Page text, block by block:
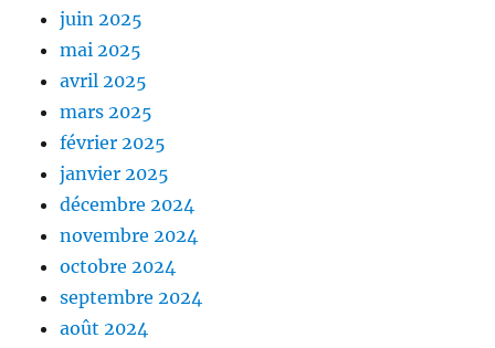
juin 2025
mai 2025
avril 2025
mars 2025
février 2025
janvier 2025
décembre 2024
novembre 2024
octobre 2024
septembre 2024
août 2024